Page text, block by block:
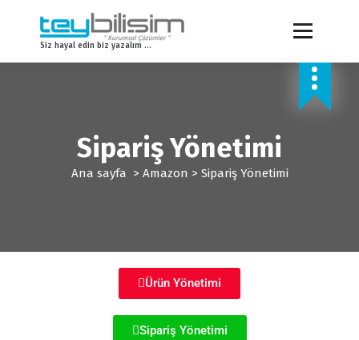
Siz hayal edin biz yazalım ...
Sipariş Yönetimi
Ana sayfa > Amazon > Sipariş Yönetimi
Ürün Yönetimi
Sipariş Yönetimi